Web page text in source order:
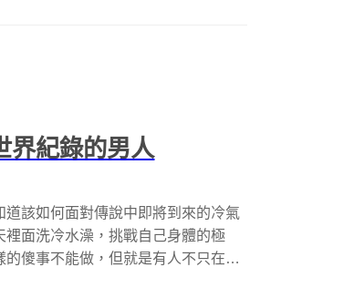
界紀錄的男人
該如何面對傳說中即將到來的冷氣
面洗冷水澡，挑戰自己身體的極
傻事不能做，但就是有人不只在大